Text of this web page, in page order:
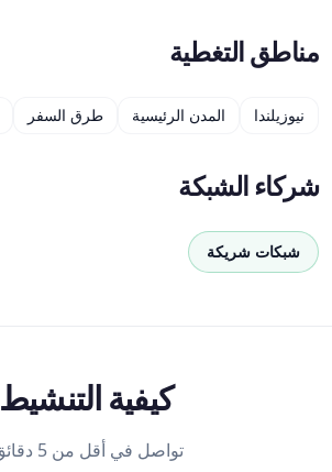
مناطق التغطية
نيوزيلندا المدن الرئيسية طرق السفر
شركاء الشبكة
شبكات شريكة
كيفية التنشيط
تواصل في أقل من 5 دقائق.